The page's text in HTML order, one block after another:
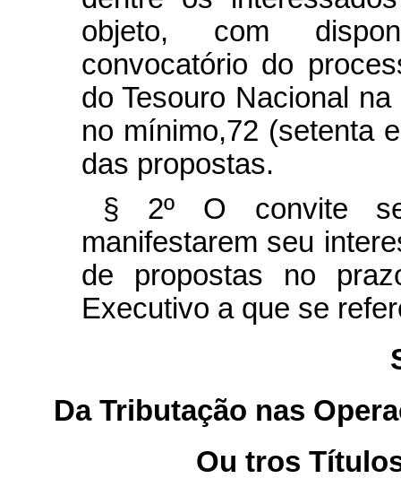
objeto, com
convocatório do
do Tesouro Nacional
no mínimo,72 (setenta
das propostas.
§ 2º O convite
manifestarem seu
de propostas no
Executivo a que se
Da Tributação nas
Ou tros